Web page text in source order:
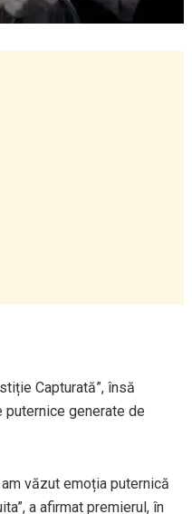
Capturată”, însă
generate de
văzut emoția puternică
a afirmat premierul, în